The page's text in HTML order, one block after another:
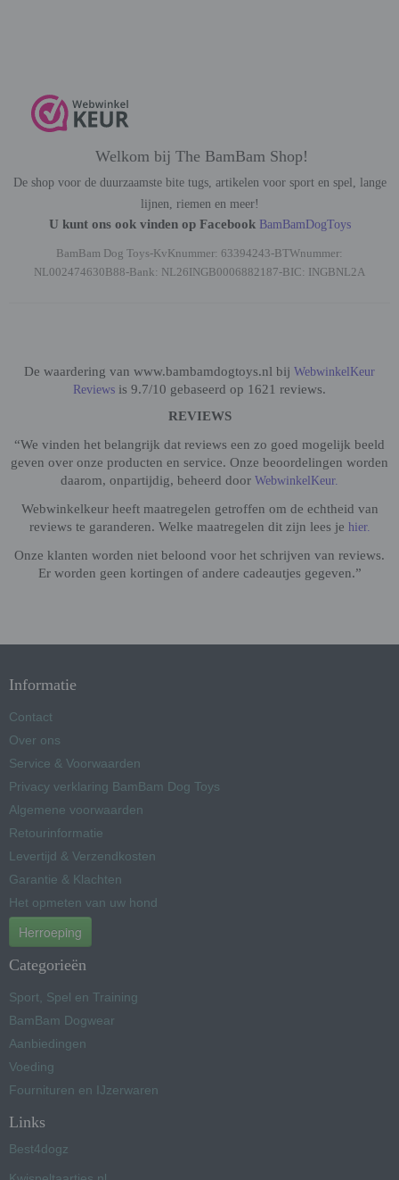
Welkom bij The BamBam Shop!
De shop voor de duurzaamste bite tugs, artikelen voor sport en spel, lange
lijnen, riemen en meer!
U kunt ons ook vinden op Facebook BamBamDogToys
BamBam Dog Toys-KvKnummer: 63394243-BTWnummer:
NL002474630B88-Bank: NL26INGB0006882187-BIC: INGBNL2A
De waardering van www.bambamdogtoys.nl bij WebwinkelKeur
Reviews is 9.7/10 gebaseerd op 1621 reviews.
REVIEWS
“We vinden het belangrijk dat reviews een zo goed mogelijk beeld
geven over onze producten en service. Onze beoordelingen worden
daarom, onpartijdig, beheerd door WebwinkelKeur.
Webwinkelkeur heeft maatregelen getroffen om de echtheid van
reviews te garanderen. Welke maatregelen dit zijn lees je hier.
Onze klanten worden niet beloond voor het schrijven van reviews.
Er worden geen kortingen of andere cadeautjes gegeven.”
Informatie
Contact
Over ons
Service & Voorwaarden
Privacy verklaring BamBam Dog Toys
Algemene voorwaarden
Retourinformatie
Levertijd & Verzendkosten
Garantie & Klachten
Het opmeten van uw hond
Herroeping
Categorieën
Sport, Spel en Training
BamBam Dogwear
Aanbiedingen
Voeding
Fournituren en IJzerwaren
Links
Best4dogz